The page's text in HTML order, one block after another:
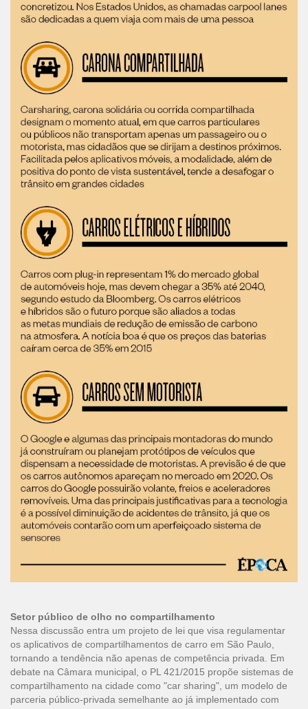
Setor público de olho no compartilhamento
Nessa discussão entra um projeto de lei que visa regulamentar
os aplicativos de compartilhamentos de carro em São Paulo,
tornando a tendência não apenas de competência privada. Em
debate na Câmara municipal, o PL 421/2015 propõe sistemas de
compartilhamento na cidade como "car sharing", um modelo de
parceria público-privada semelhante ao já implementado com